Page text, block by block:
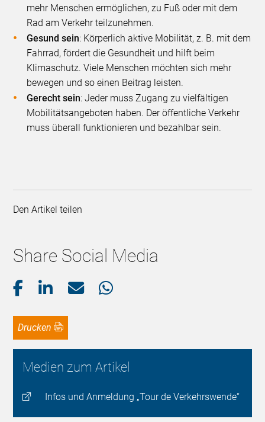
mehr Menschen ermöglichen, zu Fuß oder mit dem
Rad am Verkehr teilzunehmen.
Gesund sein: Körperlich aktive Mobilität, z. B. mit dem
Fahrrad, fördert die Gesundheit und hilft beim
Klimaschutz. Viele Menschen möchten sich mehr
bewegen und so einen Beitrag leisten.
Gerecht sein: Jeder muss Zugang zu vielfältigen
Mobilitätsangeboten haben. Der öffentliche Verkehr
muss überall funktionieren und bezahlbar sein.
Den Artikel teilen
Share Social Media
Drucken
Medien zum Artikel
Infos und Anmeldung „Tour de Verkehrswende“